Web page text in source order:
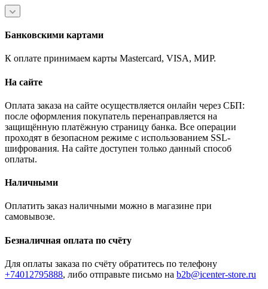
Банковскими картами
К оплате принимаем карты Mastercard, VISA, МИР.
На сайте
Оплата заказа на сайте осуществляется онлайн через СБП:
после оформления покупатель перенаправляется на
защищённую платёжную страницу банка. Все операции
проходят в безопасном режиме с использованием SSL-
шифрования. На сайте доступен только данный способ
оплаты.
Наличными
Оплатить заказ наличными можно в магазине при
самовывозе.
Безналичная оплата по счёту
Для оплаты заказа по счёту обратитесь по телефону
+74012795888, либо отправьте письмо на b2b@icenter-store.ru